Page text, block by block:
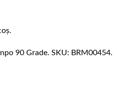
90 Grade. SKU: BRM00454.